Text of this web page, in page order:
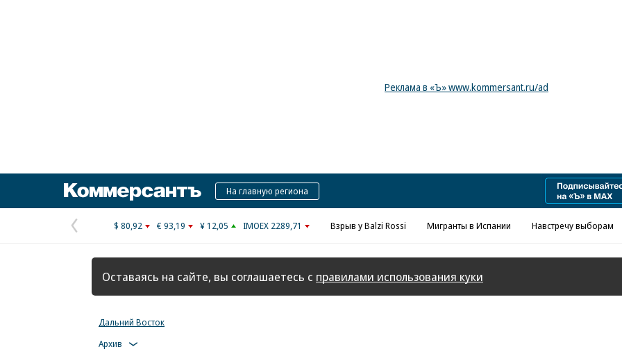
Реклама в «Ъ» www.kommersant.ru/ad
КоммерсантъНа главную региона
Предыдущая
страница
$ 80,92 € 93,19 ¥ 12,05 IMOEX 2289,71 Взрыв у Balzi Rossi Мигранты в Испании Навстречу выборам
Оставаясь на сайте, вы соглашаетесь с правилами использования куки
Дальний Восток
Архив